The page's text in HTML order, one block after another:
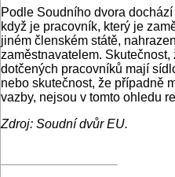
Podle Soudního dvora
když je pracovník, který je
jiném členském státě,
zaměstnavatelem.
dotčených pracovníků mají
nebo skutečnost, že případně
vazby, nejsou v tomto ohledu
Zdroj: Soudní dvůr EU.